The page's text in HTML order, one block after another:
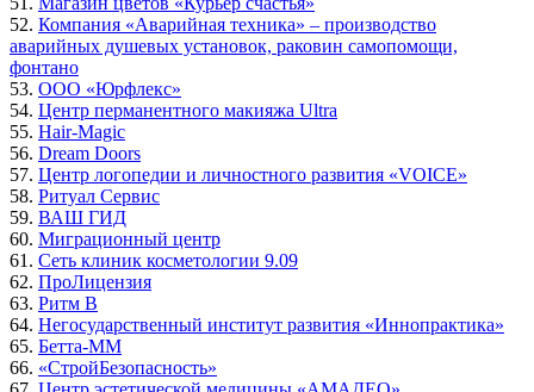
52. Компания «Аварийная техника» – производство
аварийных душевых установок, раковин самопомощи,
фонтано
53. ООО «Юрфлекс»
54. Центр перманентного макияжа Ultra
55. Hair-Magic
56. Dream Doors
57. Центр логопедии и личностного развития «VOICE»
58. Ритуал Сервис
59. ВАШ ГИД
60. Миграционный центр
61. Сеть клиник косметологии 9.09
62. ПроЛицензия
63. Ритм В
64. Негосударственный институт развития «Иннопрактика»
65. Бетта-ММ
66. «СтройБезопасность»